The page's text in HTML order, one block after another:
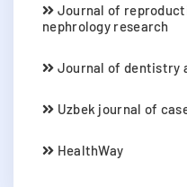
Journal of
nephrology research
Journal of dentistry
Uzbek journal of
HealthWay